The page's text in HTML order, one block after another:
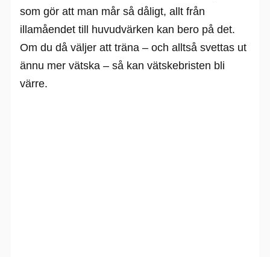
som gör att man mår så dåligt, allt från
illamåendet till huvudvärken kan bero på det.
Om du då väljer att träna – och alltså svettas ut
ännu mer vätska – så kan vätskebristen bli
värre.